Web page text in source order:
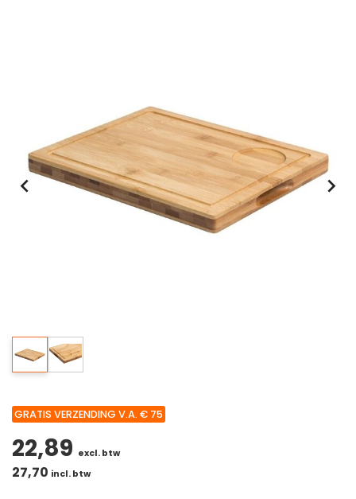
GRATIS VERZENDING V.A. € 75
22,89 excl. btw
27,70 incl. btw